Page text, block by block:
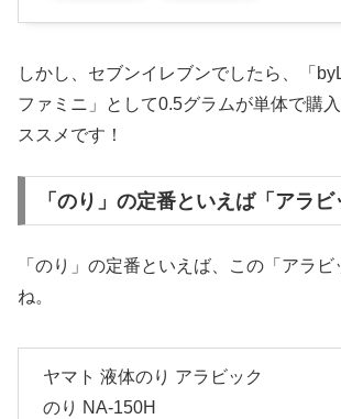
しかし、セブンイレブンでしたら、「
ファミニ」として0.5グラムが単体で購
ススメです！
「のり」の定番といえば「アラビ
「のり」の定番といえば、この「アラ
ね。
ヤマト 液体のり アラビック
のり NA-150H